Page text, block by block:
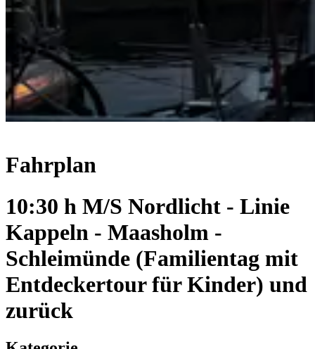
Fahrplan
10:30 h M/S Nordlicht - Linie
Kappeln - Maasholm -
Schleimünde (Familientag mit
Entdeckertour für Kinder) und
zurück